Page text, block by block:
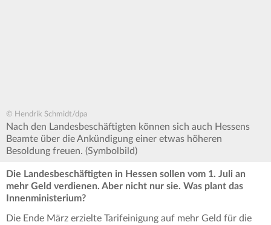
© Hendrik Schmidt/dpa
Nach den Landesbeschäftigten können sich auch Hessens
Beamte über die Ankündigung einer etwas höheren
Besoldung freuen. (Symbolbild)
Die Landesbeschäftigten in Hessen sollen vom 1. Juli an
mehr Geld verdienen. Aber nicht nur sie. Was plant das
Innenministerium?
Die Ende März erzielte Tarifeinigung auf mehr Geld für die